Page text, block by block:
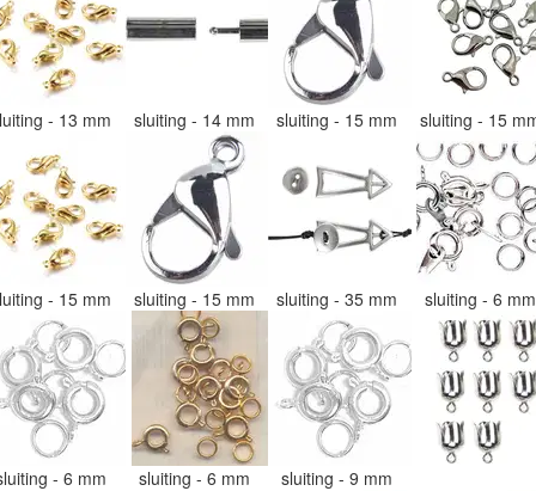
- 13 mm sluiting - 14 mm sluiting - 15 mm sluiting - 15
- 15 mm sluiting - 15 mm sluiting - 35 mm sluiting - 6
- 6 mm sluiting - 6 mm sluiting - 9 mm